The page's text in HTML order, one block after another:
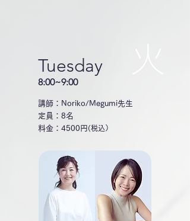
Tuesday
8:00~9:00
講師：Noriko/Megumi先生
定員：8名
料金：4500円 (税込）